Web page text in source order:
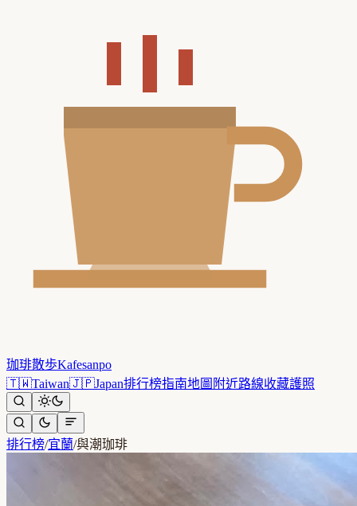
珈琲散歩Kafesanpo
🇹🇼Taiwan🇯🇵Japan排行榜指南地圖 附近路線收藏護照
排行榜/宜蘭/與潮珈琲